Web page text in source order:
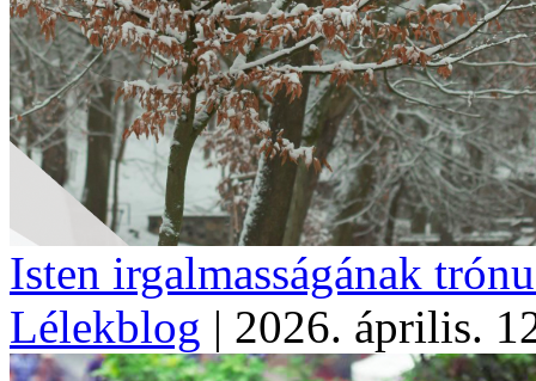
Isten irgalmasságának
Lélekblog | 2026. április.